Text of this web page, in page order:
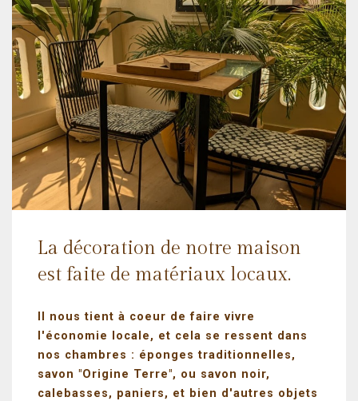
La décoration de notre maison
est faite de matériaux locaux.
Il nous tient à coeur de faire vivre
l'économie locale, et cela se ressent dans
nos chambres : éponges traditionnelles,
savon "Origine Terre", ou savon noir,
calebasses, paniers, et bien d'autres objets